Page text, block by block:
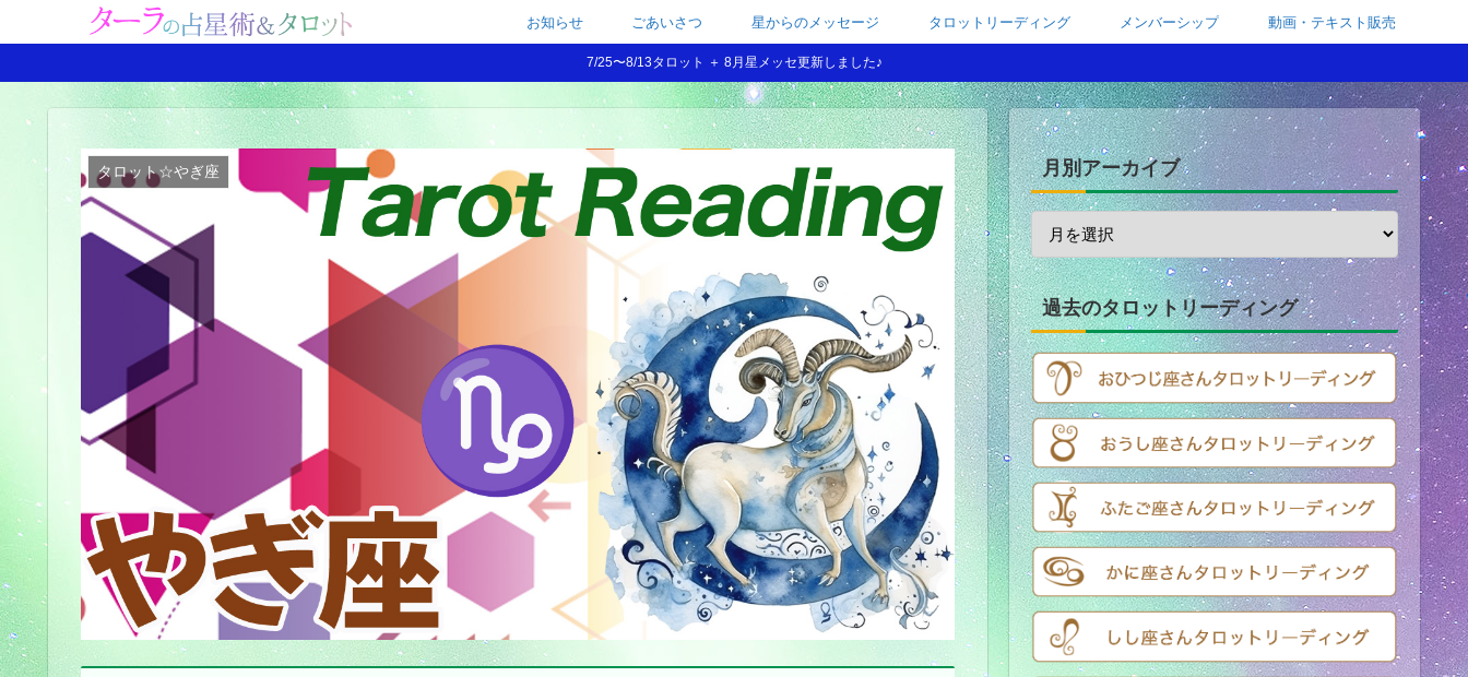
お知らせ ごあいさつ 星からのメッセージ タロットリーディング メンバーシップ 動画・テキスト販売
7/25〜8/13タロット ＋ 8月星メッセ更新しました♪
タロット☆やぎ座 月別アーカイブ
過去のタロットリーディング